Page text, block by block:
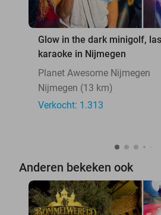
Glow in the dark minigolf,
karaoke in Nijmegen
Planet Awesome Nijmegen
Nijmegen (13 km)
Verkocht: 1.313
Anderen bekeken ook